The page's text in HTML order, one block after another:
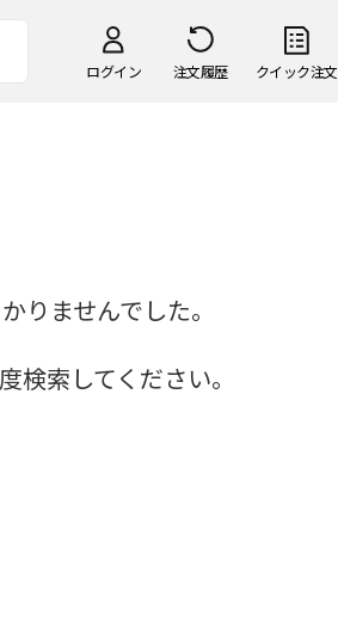
ログイン 注文履歴 クイック注文
りませんでした。
検索してください。